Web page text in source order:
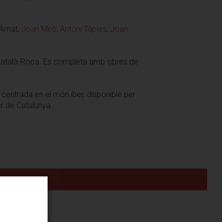
Joan Miró, Antoni Tàpies, Joan
Roca. Es completa amb obres de
centrada en el món iber, disponible per
de Catalunya.